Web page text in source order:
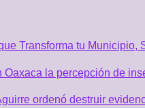
Transforma tu
Oaxaca la percepción de
ordenó destruir